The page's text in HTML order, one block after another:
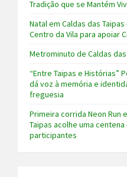
Tradição que se Mantém
Natal em Caldas das
Centro da Vila para apoiar
Metrominuto de Caldas das
“Entre Taipas e Histórias”
dá voz à memória e
freguesia
Primeira corrida Neon Run
Taipas acolhe uma centena
participantes